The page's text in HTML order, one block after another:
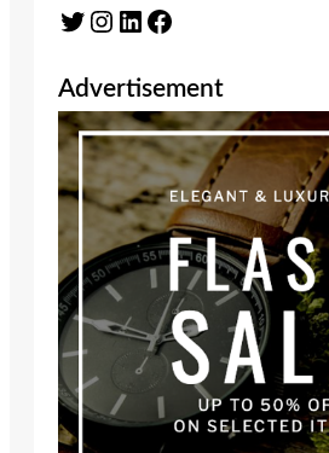
Twitter Instagram LinkedIn Facebook
Advertisement